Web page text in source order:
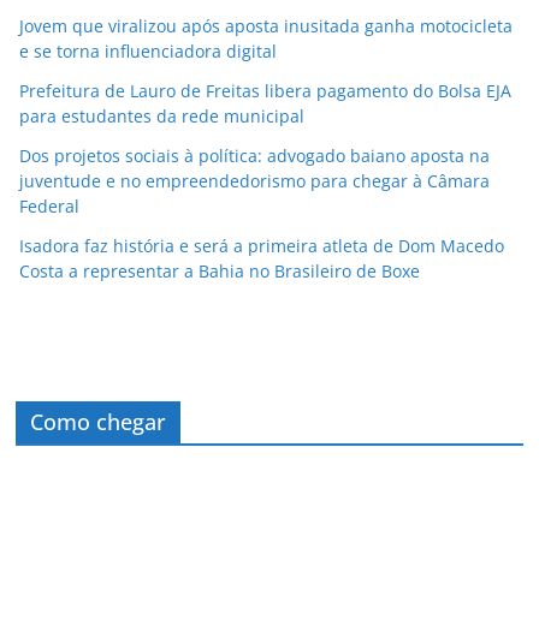
Jovem que viralizou após aposta inusitada ganha motocicleta
e se torna influenciadora digital
Prefeitura de Lauro de Freitas libera pagamento do Bolsa EJA
para estudantes da rede municipal
Dos projetos sociais à política: advogado baiano aposta na
juventude e no empreendedorismo para chegar à Câmara
Federal
Isadora faz história e será a primeira atleta de Dom Macedo
Costa a representar a Bahia no Brasileiro de Boxe
Como chegar